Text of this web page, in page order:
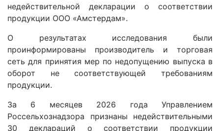
недействительной декларации о соответствии
продукции ООО «Амстердам».
О результатах исследования были
проинформированы производитель и торговая
сеть для принятия мер по недопущению выпуска в
оборот не соответствующей требованиям
продукции.
За 6 месяцев 2026 года Управлением
Россельхознадзора признаны недействительными
30 деклараций о соответствии продукции